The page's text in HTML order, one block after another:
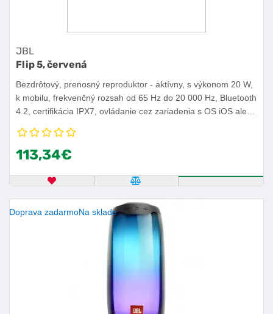
JBL
Flip 5, červená
Bezdrôtový, prenosný reproduktor - aktívny, s výkonom 20 W,
k mobilu, frekvenčný rozsah od 65 Hz do 20 000 Hz, Bluetooth
4.2, certifikácia IPX7, ovládanie cez zariadenia s OS iOS alebo
113,34€
OBĽÚBENÝ PRODUKT POROVNAŤ PRODUKT
Doprava zadarmoNa sklade